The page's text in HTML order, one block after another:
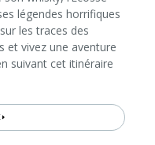
légendes horrifiques
les traces des
et vivez une aventure
suivant cet itinéraire